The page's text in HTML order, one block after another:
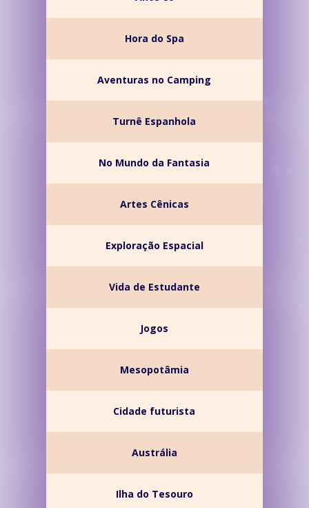
Hora do Spa
Aventuras no Camping
Turnê Espanhola
No Mundo da Fantasia
Artes Cênicas
Exploração Espacial
Vida de Estudante
Jogos
Mesopotâmia
Cidade futurista
Austrália
Ilha do Tesouro